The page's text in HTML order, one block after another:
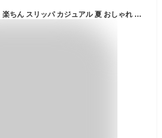
ビーチサンダル レディース 楽ちん スリッパ カジュアル 夏 おしゃれ かわいい 厚底サンダル 6cm ウェッジヒール レジャー 花柄飾り パンプス ビーサン 滑り止め 痛くない 美脚 疲れない 歩きやすい レディース春 夏 ビーチグッズ 6colors